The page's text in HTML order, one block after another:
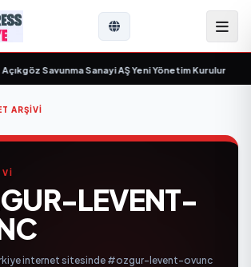
Açıkgöz Savunma Sanayi AŞ Yeni Yönetim Kurulunu
ARŞIVI
LEVENT-
internet sitesinde #ozgur-levent-ovunc